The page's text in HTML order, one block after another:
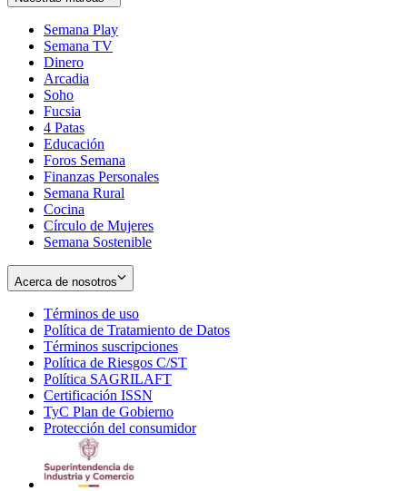
Semana Play
Semana TV
Dinero
Arcadia
Soho
in
new
window
Fucsia
in
new
window
4 Patas
Educación
Foros Semana
Finanzas Personales
Semana Rural
Cocina
Círculo de Mujeres
Semana Sostenible
Acerca de nosotros
Términos de uso
in
new
window
Política de Tratamiento de Datos
Términos suscripciones
in
Política de Riesgos C/ST
Política SAGRILAFT
new
window
Certificación ISSN
in
new
TyC Plan de Gobierno
in
Protección del consumidorOpens